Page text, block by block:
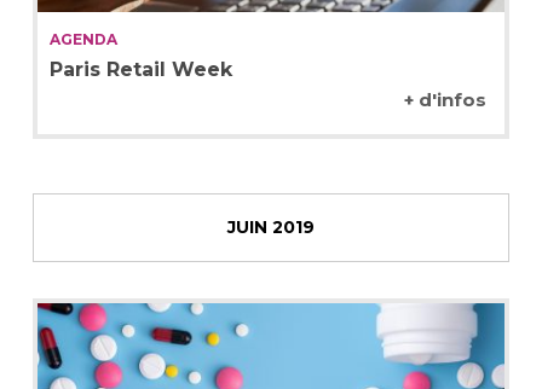
AGENDA
Paris Retail Week
+ d'infos
JUIN 2019